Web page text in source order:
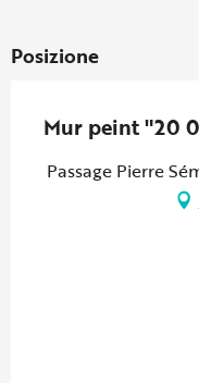
Posizione
Mur peint "20
Passage Pierre